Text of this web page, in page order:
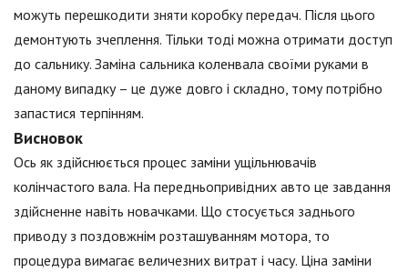
можуть перешкодити зняти коробку передач. Після цього
демонтують зчеплення. Тільки тоді можна отримати доступ
до сальнику. Заміна сальника коленвала своїми руками в
даному випадку – це дуже довго і складно, тому потрібно
запастися терпінням.
Висновок
Ось як здійснюється процес заміни ущільнювачів
колінчастого вала. На передньопривідних авто це завдання
здійсненне навіть новачками. Що стосується заднього
приводу з поздовжнім розташуванням мотора, то
процедура вимагає величезних витрат і часу. Ціна заміни